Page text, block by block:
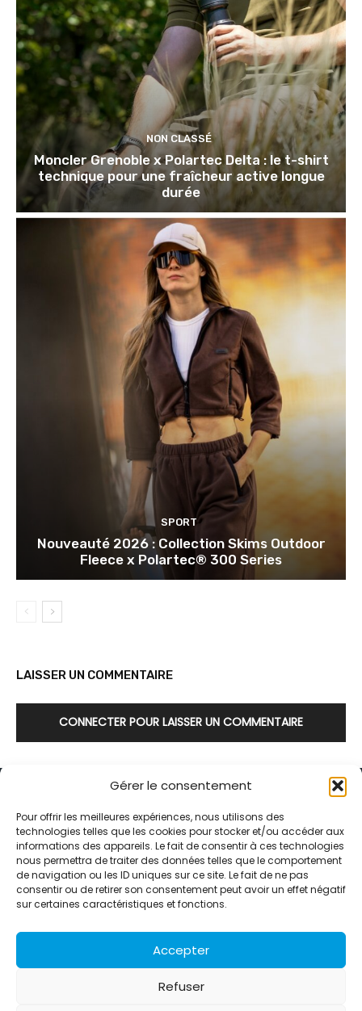
Gérer le consentement
Pour offrir les meilleures expériences, nous utilisons des
technologies telles que les cookies pour stocker et/ou accéder aux
informations des appareils. Le fait de consentir à ces technologies
nous permettra de traiter des données telles que le comportement
de navigation ou les ID uniques sur ce site. Le fait de ne pas
consentir ou de retirer son consentement peut avoir un effet négatif
sur certaines caractéristiques et fonctions.
Accepter
Refuser
NON CLASSÉ
Moncler Grenoble x Polartec Delta : le t-shirt
technique pour une fraîcheur active longue
durée
SPORT
Nouveauté 2026 : Collection Skims Outdoor
Fleece x Polartec® 300 Series
LAISSER UN COMMENTAIRE
CONNECTER POUR LAISSER UN COMMENTAIRE
Alternative Média est une agence de relations presse et de
relations publiques basée à Grenoble. Depuis 1995, elle conçoit et
pilote des stratégies de visibilité en France et à l’international
grâce à un réseau d’agences partenaires.